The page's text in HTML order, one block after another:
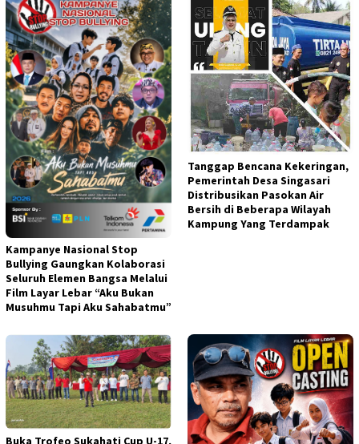
Kampanye Nasional Stop
Bullying Gaungkan Kolaborasi
Seluruh Elemen Bangsa Melalui
Film Layar Lebar “Aku Bukan
Musuhmu Tapi Aku Sahabatmu”
Tanggap Bencana Kekeringan,
Pemerintah Desa Singasari
Distribusikan Pasokan Air
Bersih di Beberapa Wilayah
Kampung Yang Terdampak
Buka Trofeo Sukahati Cup U-17,